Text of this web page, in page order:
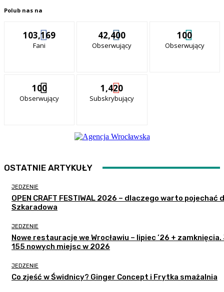
Polub nas na
103,169
Fani
42,400
Obserwujący
100
Obserwujący
100
Obserwujący
1,420
Subskrybujący
OSTATNIE ARTYKUŁY
JEDZENIE
OPEN CRAFT FESTIWAL 2026 – dlaczego warto pojechać
Szkaradowa
JEDZENIE
Nowe restauracje we Wrocławiu – lipiec ’26 + zamknięcia.
155 nowych miejsc w 2026
JEDZENIE
Co zjeść w Świdnicy? Ginger Concept i Frytka smażalnia